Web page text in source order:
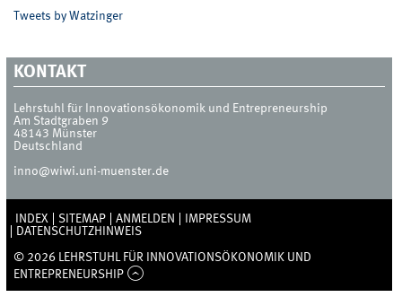
Tweets by Watzinger
KONTAKT
Lehrstuhl für Innovationsökonomik und Entrepreneurship
Am Stadtgraben 9
48143 Münster
Deutschland
inno@wiwi.uni-muenster.de
INDEX SITEMAP ANMELDEN
IMPRESSUM
DATENSCHUTZHINWEIS
© 2026 LEHRSTUHL FÜR INNOVATIONSÖKONOMIK UND
ENTREPRENEURSHIP